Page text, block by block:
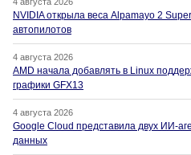
NVIDIA открыла веса Alpamayo 2
автопилотов
4 августа 2026
AMD начала добавлять в Linux
графики GFX13
4 августа 2026
Google Cloud представила двух ИИ-
данных